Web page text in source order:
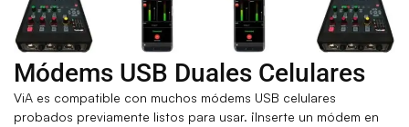
Módems USB Duales Celulares
ViA es compatible con muchos módems USB celulares
probados previamente listos para usar. ¡Inserte un módem en